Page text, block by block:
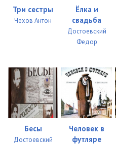
1_66-67
2_02-04
2_05-06
2_07-09
2_10
Три сестры
Чехов Антон
Ёлка и
свадьба
Достоевский
Федор
Бесы
Достоевский
Человек в
футляре